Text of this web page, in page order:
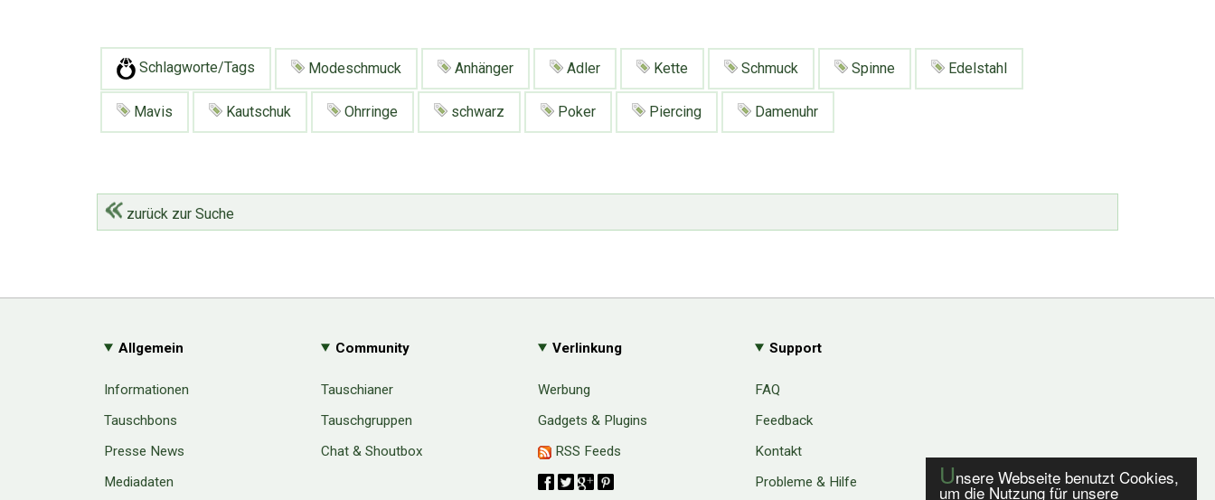
Unsere Webseite benutzt Cookies,
um die Nutzung für unsere
Schlagworte/Tags Modeschmuck Anhänger Adler Kette Schmuck Spinne Edelstahl
Mavis Kautschuk Ohrringe schwarz Poker Piercing Damenuhr
zurück zur Suche
Allgemein
Informationen
Tauschbons
Presse News
Mediadaten
Community
Tauschianer
Tauschgruppen
Chat & Shoutbox
Verlinkung
Werbung
Gadgets & Plugins
RSS Feeds
Support
FAQ
Feedback
Kontakt
Probleme & Hilfe